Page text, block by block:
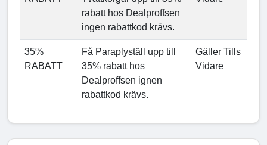
rabatt hos Dealproffsen
ingen rabattkod krävs.
35%
RABATT
Få Paraplyställ upp till
35% rabatt hos
Dealproffsen ignen
rabattkod krävs.
Gäller Tills
Vidare